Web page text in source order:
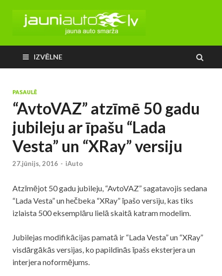
IZVĒLNE
PASAULĒ
“AvtoVAZ” atzīmē 50 gadu
jubileju ar īpašu “Lada
Vesta” un “XRay” versiju
27.jūnijs, 2016 - iAuto
Atzīmējot 50 gadu jubileju, “AvtoVAZ” sagatavojis sedana
“Lada Vesta” un hečbeka “XRay” īpašo versiju, kas tiks
izlaista 500 eksemplāru lielā skaitā katram modelim.
Jubilejas modifikācijas pamatā ir “Lada Vesta” un “XRay”
visdārgākās versijas, ko papildinās īpašs eksterjera un
interjera noformējums.